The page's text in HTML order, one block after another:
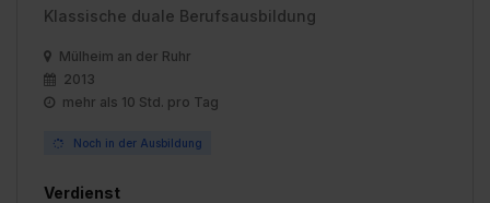
Klassische duale Berufsausbildung
Mülheim an der Ruhr
2013
mehr als 10 Std. pro Tag
Noch in der Ausbildung
Verdienst